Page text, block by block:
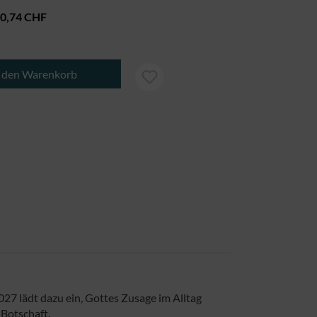
CHF
den gewünschten Wert ein oder
den Warenkorb
lädt dazu ein, Gottes Zusage im Alltag